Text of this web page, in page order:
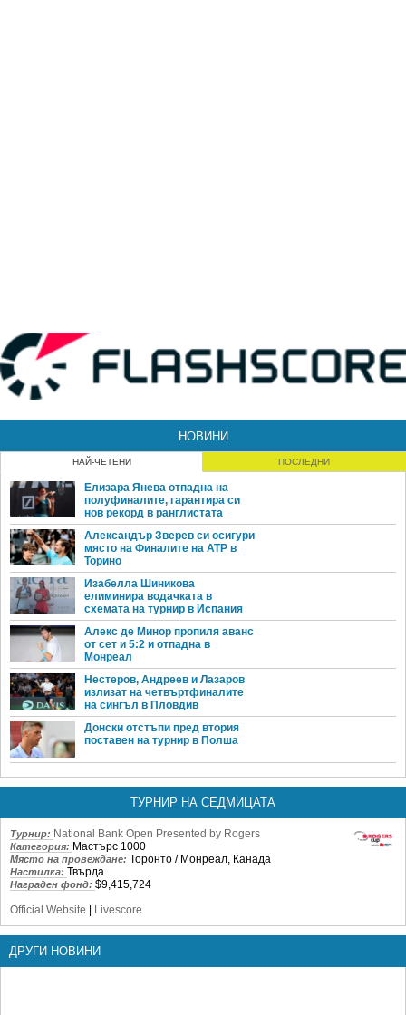
НОВИНИ
НАЙ-ЧЕТЕНИ ПОСЛЕДНИ
Елизара Янева отпадна на
полуфиналите, гарантира си
нов рекорд в ранглистата
Александър Зверев си осигури
място на Финалите на ATP в
Торино
Изабелла Шиникова
елиминира водачката в
схемата на турнир в Испания
Алекс де Минор пропиля аванс
от сет и 5:2 и отпадна в
Монреал
Нестеров, Андреев и Лазаров
излизат на четвъртфиналите
на сингъл в Пловдив
Донски отстъпи пред втория
поставен на турнир в Полша
ТУРНИР НА СЕДМИЦАТА
Турнир: National Bank Open Presented by Rogers
Категория: Мастърс 1000
Място на провеждане: Торонто / Монреал, Канада
Настилка: Твърда
Награден фонд: $9,415,724
Official Website
Livescore
ДРУГИ НОВИНИ